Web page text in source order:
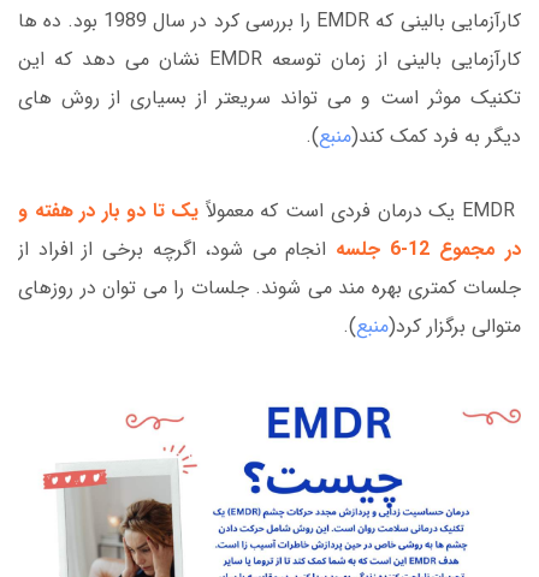
کارآزمایی بالینی که EMDR را بررسی کرد در سال 1989 بود. ده ها
کارآزمایی بالینی از زمان توسعه EMDR نشان می دهد که این
تکنیک موثر است و می تواند سریعتر از بسیاری از روش های
دیگر به فرد کمک کند(منبع).
یک تا دو بار در هفته و
در مجموع 12-6 جلسه
انجام می شود، اگرچه برخی از افراد از
جلسات کمتری بهره مند می شوند. جلسات را می توان در روزهای
متوالی برگزار کرد(منبع).